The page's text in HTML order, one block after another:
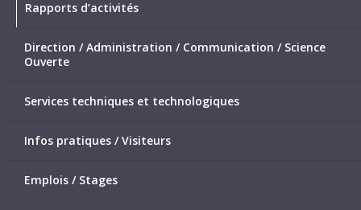
Rapports d’activités
Direction / Administration / Communication / Science
Ouverte
Services techniques et technologiques
Infos pratiques / Visiteurs
Emplois / Stages